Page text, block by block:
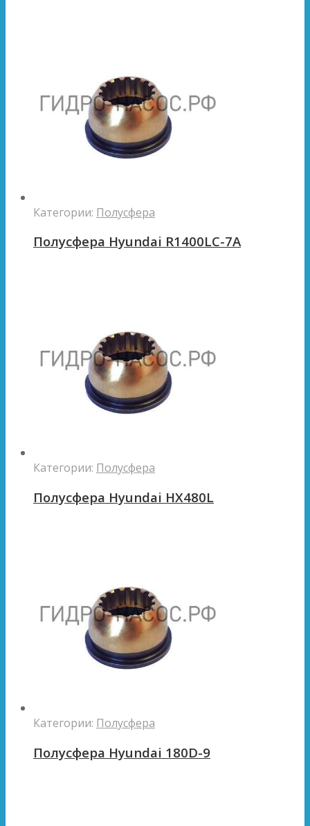
Категории: Полусфера
Полусфера Hyundai R1400LC-7A
Категории: Полусфера
Полусфера Hyundai HX480L
Категории: Полусфера
Полусфера Hyundai 180D-9